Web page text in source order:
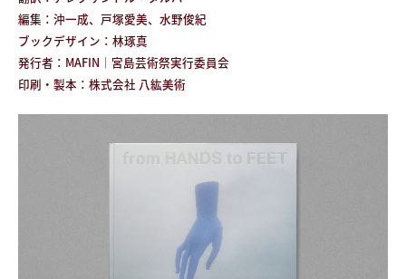
編集：沖一成、戸塚愛美、水野俊紀
ブックデザイン：林琢真
発行者：MAFIN｜宮島芸術祭実行委員会
印刷・製本：株式会社 八紘美術